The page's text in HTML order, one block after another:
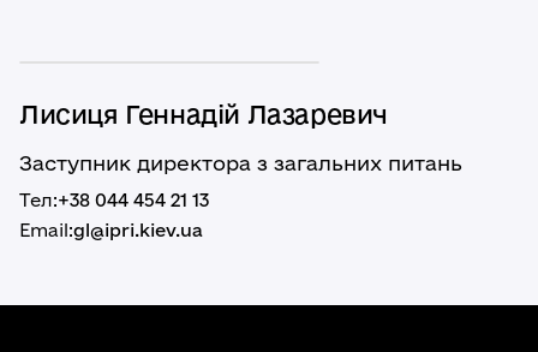
Лисиця Геннадій Лазаревич
Заступник директора з загальних питань
Тел:+38 044 454 21 13
Email:gl@ipri.kiev.ua